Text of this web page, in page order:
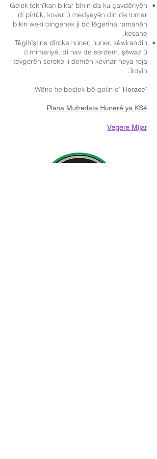
Gelek teknîkan bikar bînin da ku çavdêriyên
di pirtûk, kovar û medyayên din de tomar
bikin wekî bingehek ji bo lêgerîna ramanên
kesane.
Têgihîştina dîroka huner, huner, sêwirandin
û mîmariyê, di nav de serdem, şêwaz û
tevgerên sereke ji demên kevnar heya roja
îroyîn.
"Wêne helbestek bê gotin e"
Horace
Plana Mufredata Hunerê ya KS4
Vegere Mijar